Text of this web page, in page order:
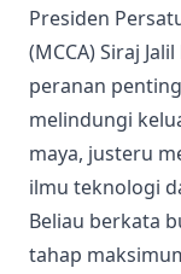
Presiden
(MCCA) Siraj
peranan
melindungi
maya, justeru
ilmu teknologi
Beliau berkata
tahap